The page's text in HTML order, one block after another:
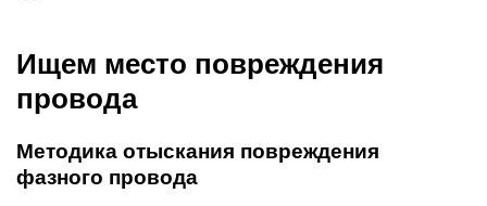
Ищем место повреждения
провода
Методика отыскания повреждения
фазного провода